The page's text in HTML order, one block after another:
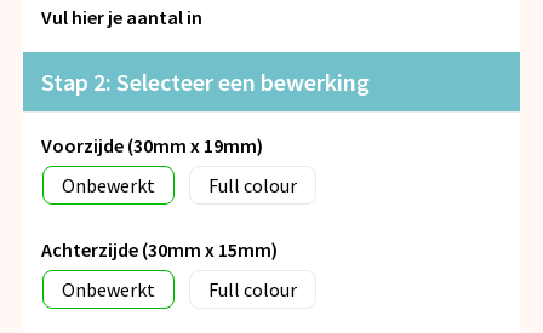
Snoepgoed
Spellen voor binnen en buiten
Veiligheid, Auto en Fiets
Vrije tijd en Strand
Anti-stress
Vul hier je aantal in
Stap 2: Selecteer een bewerking
Voorzijde (30mm x 19mm)
Onbewerkt
Full colour
Achterzijde (30mm x 15mm)
Onbewerkt
Full colour